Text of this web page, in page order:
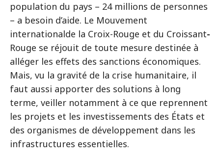
population du pays – 24 millions de personnes
– a besoin d’aide. Le Mouvement
internationalde la Croix-Rouge et du Croissant-
Rouge se réjouit de toute mesure destinée à
alléger les effets des sanctions économiques.
Mais, vu la gravité de la crise humanitaire, il
faut aussi apporter des solutions à long
terme, veiller notamment à ce que reprennent
les projets et les investissements des États et
des organismes de développement dans les
infrastructures essentielles.